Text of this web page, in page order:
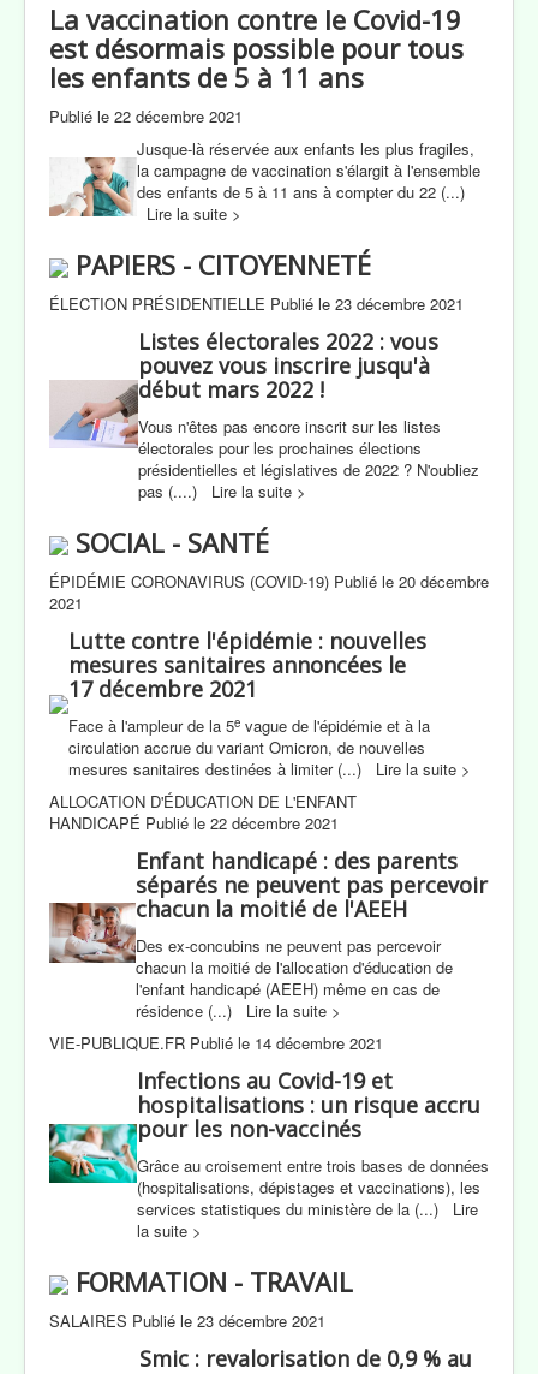
La vaccination contre le Covid-19
est désormais possible pour tous
les enfants de 5 à 11 ans
Publié le 22 décembre 2021
Jusque-là réservée aux enfants les plus fragiles,
la campagne de vaccination s'élargit à l'ensemble
des enfants de 5 à 11 ans à compter du 22 (...)
Lire la suite >
PAPIERS - CITOYENNETÉ
ÉLECTION PRÉSIDENTIELLE Publié le 23 décembre 2021
Listes électorales 2022 : vous
pouvez vous inscrire jusqu'à
début mars 2022 !
Vous n'êtes pas encore inscrit sur les listes
électorales pour les prochaines élections
présidentielles et législatives de 2022 ? N'oubliez
pas (....) Lire la suite >
SOCIAL - SANTÉ
ÉPIDÉMIE CORONAVIRUS (COVID-19) Publié le 20 décembre
2021
Lutte contre l'épidémie : nouvelles
mesures sanitaires annoncées le
17 décembre 2021
Face à l'ampleur de la 5e vague de l'épidémie et à la
circulation accrue du variant Omicron, de nouvelles
mesures sanitaires destinées à limiter (...) Lire la suite >
ALLOCATION D'ÉDUCATION DE L'ENFANT
HANDICAPÉ Publié le 22 décembre 2021
Enfant handicapé : des parents
séparés ne peuvent pas percevoir
chacun la moitié de l'AEEH
Des ex-concubins ne peuvent pas percevoir
chacun la moitié de l'allocation d'éducation de
l'enfant handicapé (AEEH) même en cas de
résidence (...) Lire la suite >
VIE-PUBLIQUE.FR Publié le 14 décembre 2021
Infections au Covid-19 et
hospitalisations : un risque accru
pour les non-vaccinés
Grâce au croisement entre trois bases de données
(hospitalisations, dépistages et vaccinations), les
services statistiques du ministère de la (...) Lire
la suite >
FORMATION - TRAVAIL
SALAIRES Publié le 23 décembre 2021
Smic : revalorisation de 0,9 % au